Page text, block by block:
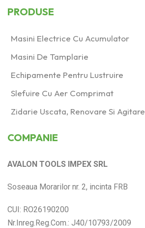
PRODUSE
Masini Electrice Cu Acumulator
Masini De Tamplarie
Echipamente Pentru Lustruire
Slefuire Cu Aer Comprimat
Zidarie Uscata, Renovare Si Agitare
COMPANIE
AVALON TOOLS IMPEX SRL
Soseaua Morarilor nr. 2, incinta FRB
CUI: RO26190200
Nr.Inreg.Reg.Com.: J40/10793/2009